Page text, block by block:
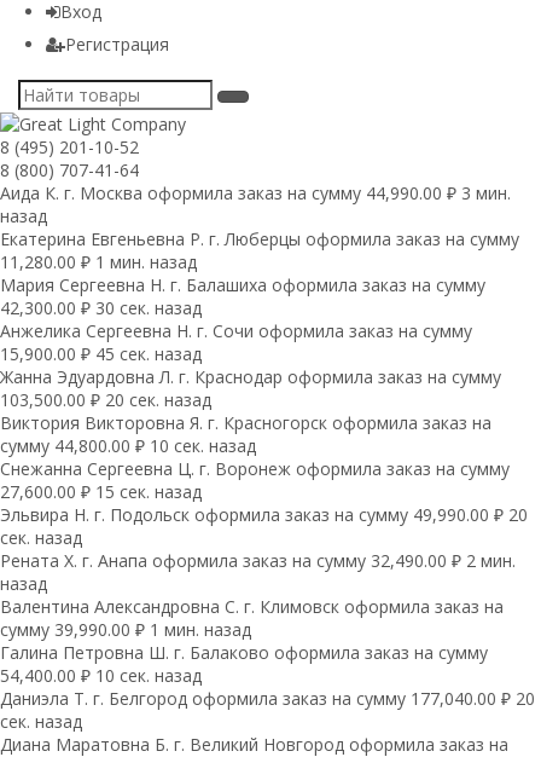
Вход
Регистрация
8 (495) 201-10-52
8 (800) 707-41-64
Аида К. г. Москва оформила заказ на сумму 44,990.00 ₽ 3 мин.
назад
Екатерина Евгеньевна Р. г. Люберцы оформила заказ на сумму
11,280.00 ₽ 1 мин. назад
Мария Сергеевна H. г. Балашиха оформила заказ на сумму
42,300.00 ₽ 30 сек. назад
Анжелика Сергеевна Н. г. Сочи оформила заказ на сумму
15,900.00 ₽ 45 сек. назад
Жанна Эдуардовна Л. г. Краснодар оформила заказ на сумму
103,500.00 ₽ 20 сек. назад
Виктория Викторовна Я. г. Красногорск оформила заказ на
сумму 44,800.00 ₽ 10 сек. назад
Снежанна Сергеевна Ц. г. Воронеж оформила заказ на сумму
27,600.00 ₽ 15 сек. назад
Эльвира Н. г. Подольск оформила заказ на сумму 49,990.00 ₽ 20
сек. назад
Рената Х. г. Анапа оформила заказ на сумму 32,490.00 ₽ 2 мин.
назад
Валентина Александровна С. г. Климовск оформила заказ на
сумму 39,990.00 ₽ 1 мин. назад
Галина Петровна Ш. г. Балаково оформила заказ на сумму
54,400.00 ₽ 10 сек. назад
Даниэла Т. г. Белгород оформила заказ на сумму 177,040.00 ₽ 20
сек. назад
Диана Маратовна Б. г. Великий Новгород оформила заказ на